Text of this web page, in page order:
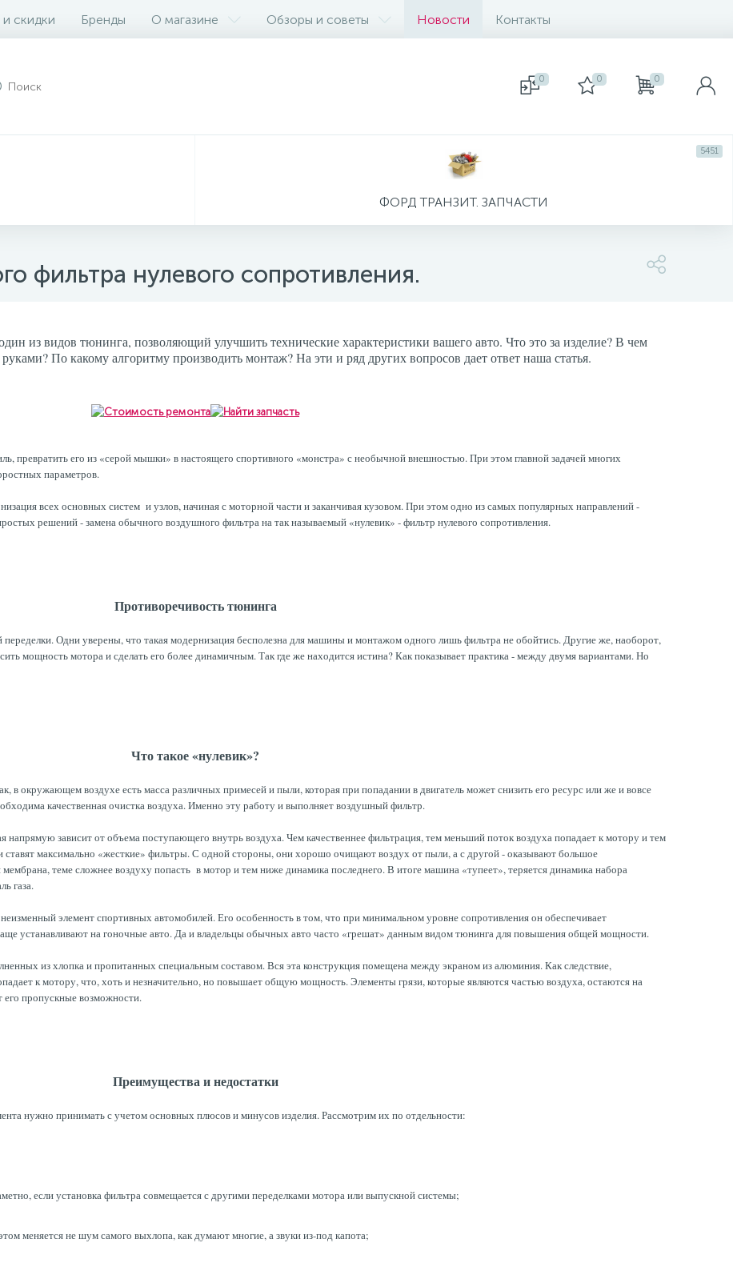
скидки Бренды О магазине Обзоры и советы Новости Контакты
0 0 0
ФОРД ТРАНЗИТ. ЗАПЧАСТИ
5451
фильтра нулевого сопротивления.
из видов тюнинга, позволяющий улучшить технические характеристики вашего авто. Что это за изделие? В чем
По какому алгоритму производить монтаж? На эти и ряд других вопросов дает ответ наша статья.
превратить его из «серой мышки» в настоящего спортивного «монстра» с необычной внешностью. При этом главной задачей многих
параметров.
всех основных систем и узлов, начиная с моторной части и заканчивая кузовом. При этом одно из самых популярных направлений -
решений - замена обычного воздушного фильтра на так называемый «нулевик» - фильтр нулевого сопротивления.
Противоречивость тюнинга
Одни уверены, что такая модернизация бесполезна для машины и монтажом одного лишь фильтра не обойтись. Другие же, наоборот,
мощность мотора и сделать его более динамичным. Так где же находится истина? Как показывает практика - между двумя вариантами. Но
Что такое «нулевик»?
в окружающем воздухе есть масса различных примесей и пыли, которая при попадании в двигатель может снизить его ресурс или же и вовсе
качественная очистка воздуха. Именно эту работу и выполняет воздушный фильтр.
напрямую зависит от объема поступающего внутрь воздуха. Чем качественнее фильтрация, тем меньший поток воздуха попадает к мотору и тем
ставят максимально «жесткие» фильтры. С одной стороны, они хорошо очищают воздух от пыли, а с другой - оказывают большое
теме сложнее воздуху попасть в мотор и тем ниже динамика последнего. В итоге машина «тупеет», теряется динамика набора
газа.
элемент спортивных автомобилей. Его особенность в том, что при минимальном уровне сопротивления он обеспечивает
устанавливают на гоночные авто. Да и владельцы обычных авто часто «грешат» данным видом тюнинга для повышения общей мощности.
из хлопка и пропитанных специальным составом. Вся эта конструкция помещена между экраном из алюминия. Как следствие,
к мотору, что, хоть и незначительно, но повышает общую мощность. Элементы грязи, которые являются частью воздуха, остаются на
пропускные возможности.
Преимущества и недостатки
нужно принимать с учетом основных плюсов и минусов изделия. Рассмотрим их по отдельности:
если установка фильтра совмещается с другими переделками мотора или выпускной системы;
меняется не шум самого выхлопа, как думают многие, а звуки из-под капота;